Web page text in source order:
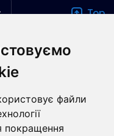
файли
покращення
Top
TV